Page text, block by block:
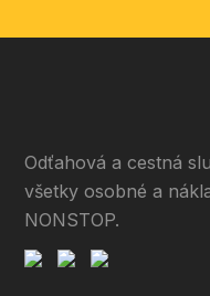
Odťahová a cestná
všetky osobné a
NONSTOP.